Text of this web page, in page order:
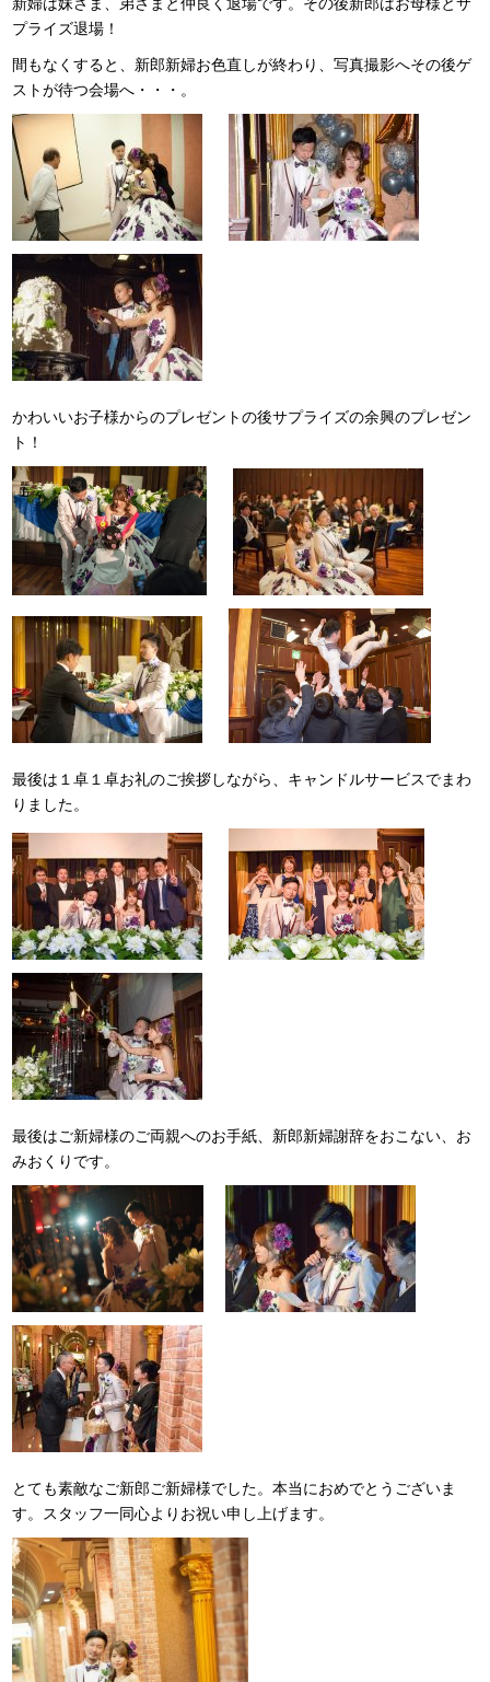
プライズ退場！
間もなくすると、新郎新婦お色直しが終わり、写真撮影へその後ゲ
ストが待つ会場へ・・・。
かわいいお子様からのプレゼントの後サプライズの余興のプレゼン
ト！
最後は１卓１卓お礼のご挨拶しながら、キャンドルサービスでまわ
りました。
最後はご新婦様のご両親へのお手紙、新郎新婦謝辞をおこない、お
みおくりです。
とても素敵なご新郎ご新婦様でした。本当におめでとうございま
す。スタッフ一同心よりお祝い申し上げます。